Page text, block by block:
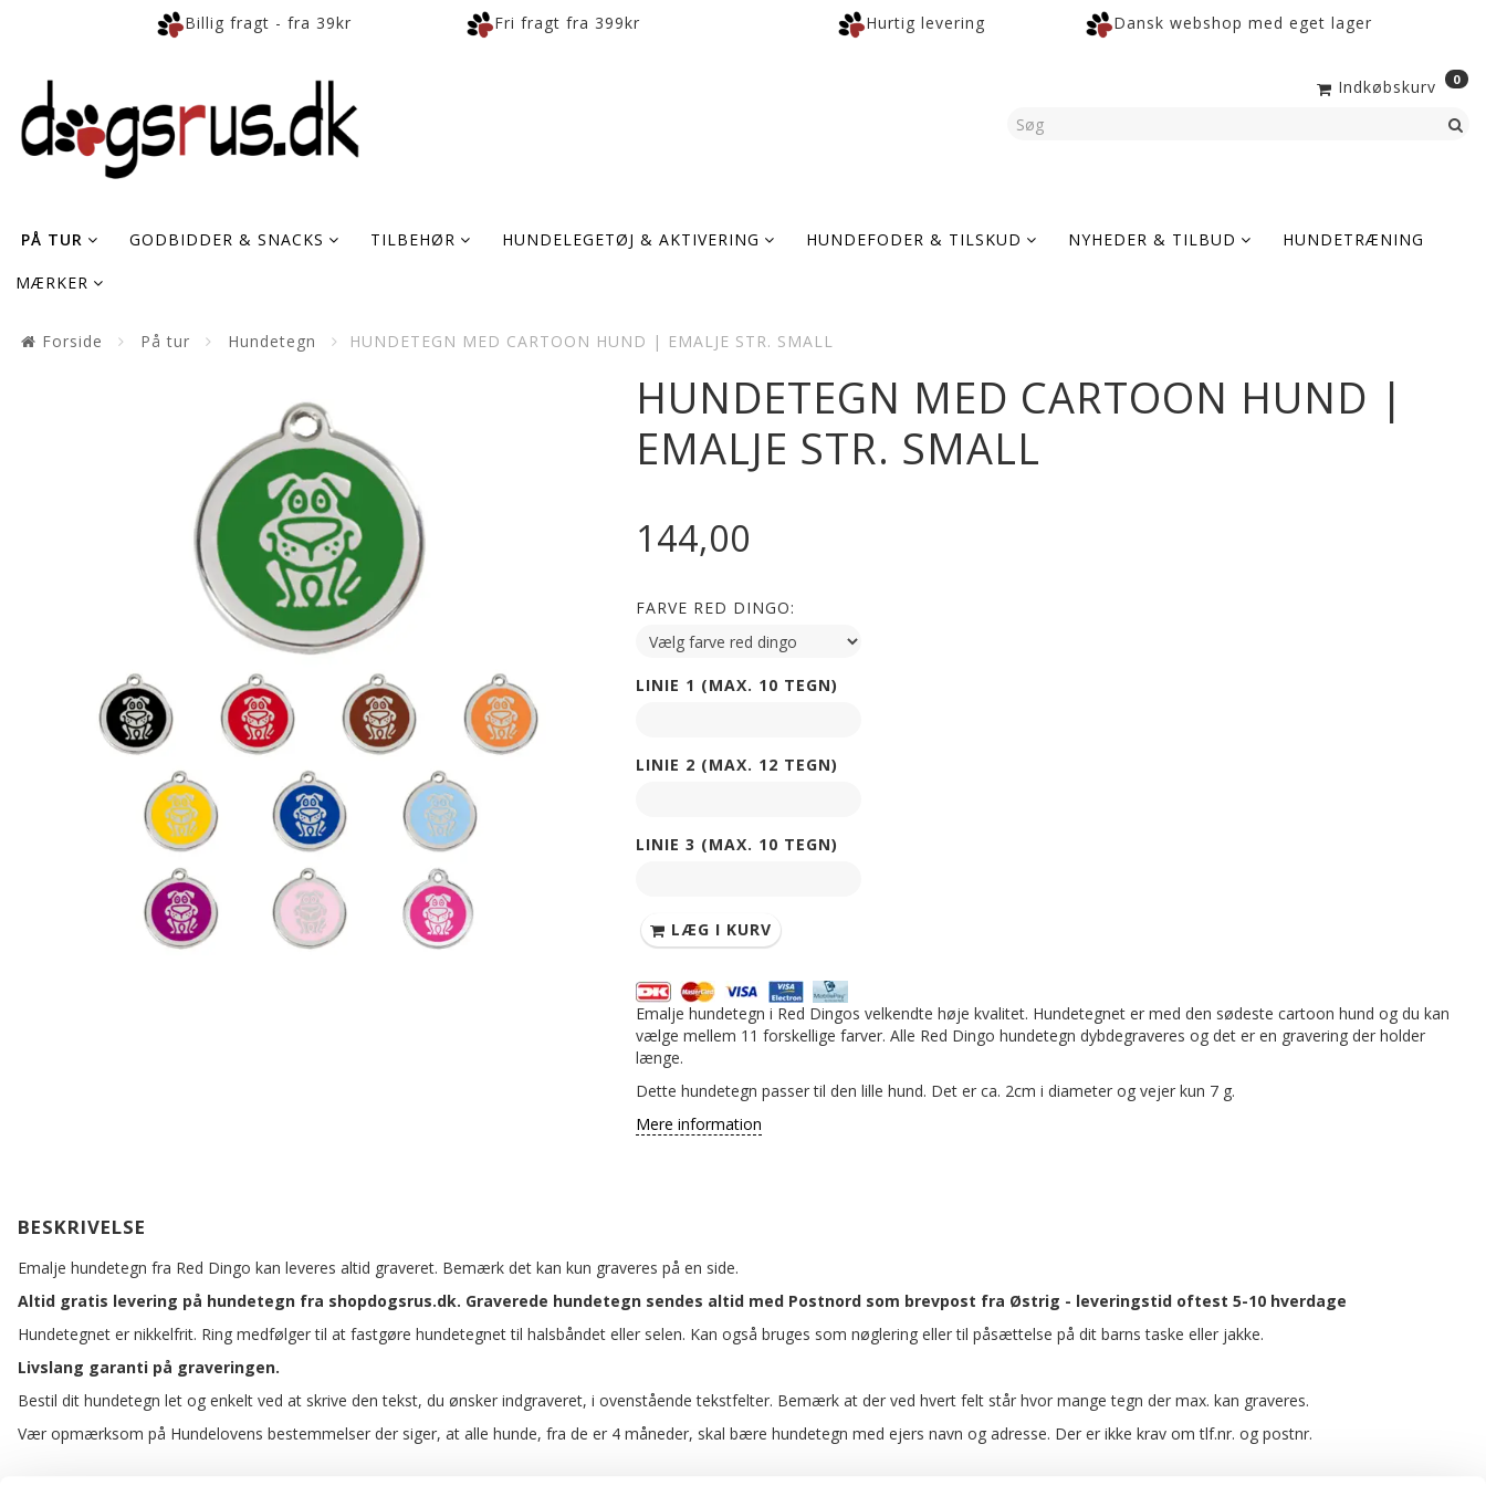
Billig fragt - fra 39kr Fri fragt fra 399kr Hurtig levering Dansk webshop med eget lager
Indkøbskurv 0
PÅ TUR GODBIDDER & SNACKS TILBEHØR HUNDELEGETØJ & AKTIVERING HUNDEFODER & TILSKUD NYHEDER & TILBUD HUNDETRÆNING
MÆRKER
Forside På tur Hundetegn HUNDETEGN MED CARTOON HUND | EMALJE STR. SMALL
HUNDETEGN MED CARTOON HUND |
EMALJE STR. SMALL
144,00
FARVE RED DINGO:
LINIE 1 (MAX. 10 TEGN)
LINIE 2 (MAX. 12 TEGN)
LINIE 3 (MAX. 10 TEGN)
LÆG I KURV
Emalje hundetegn i Red Dingos velkendte høje kvalitet. Hundetegnet er med den sødeste cartoon hund og du kan
vælge mellem 11 forskellige farver. Alle Red Dingo hundetegn dybdegraveres og det er en gravering der holder
længe.
Dette hundetegn passer til den lille hund. Det er ca. 2cm i diameter og vejer kun 7 g.
Mere information
BESKRIVELSE
Emalje hundetegn fra Red Dingo kan leveres altid graveret. Bemærk det kan kun graveres på en side.
Altid gratis levering på hundetegn fra shopdogsrus.dk. Graverede hundetegn sendes altid med Postnord som brevpost fra Østrig - leveringstid oftest 5-10 hverdage
Hundetegnet er nikkelfrit. Ring medfølger til at fastgøre hundetegnet til halsbåndet eller selen. Kan også bruges som nøglering eller til påsættelse på dit barns taske eller jakke.
Livslang garanti på graveringen.
Bestil dit hundetegn let og enkelt ved at skrive den tekst, du ønsker indgraveret, i ovenstående tekstfelter. Bemærk at der ved hvert felt står hvor mange tegn der max. kan graveres.
Vær opmærksom på Hundelovens bestemmelser der siger, at alle hunde, fra de er 4 måneder, skal bære hundetegn med ejers navn og adresse. Der er ikke krav om tlf.nr. og postnr.